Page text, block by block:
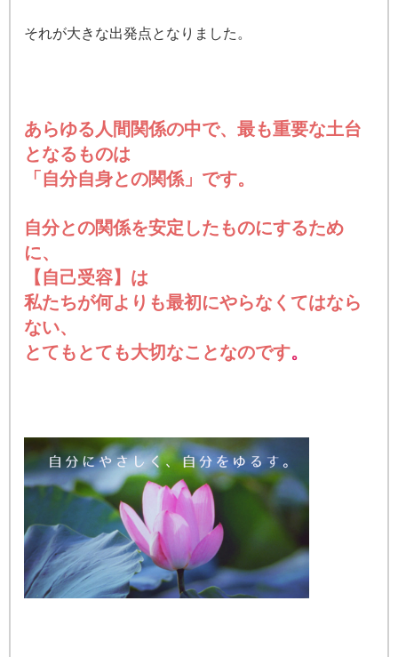
それが大きな出発点となりました。
あらゆる人間関係の中で、最も重要な土台
となるものは
「自分自身との関係」です。
自分との関係を安定したものにするため
に、
【自己受容】は
私たちが何よりも最初にやらなくてはなら
ない、
とてもとても大切なことなのです。